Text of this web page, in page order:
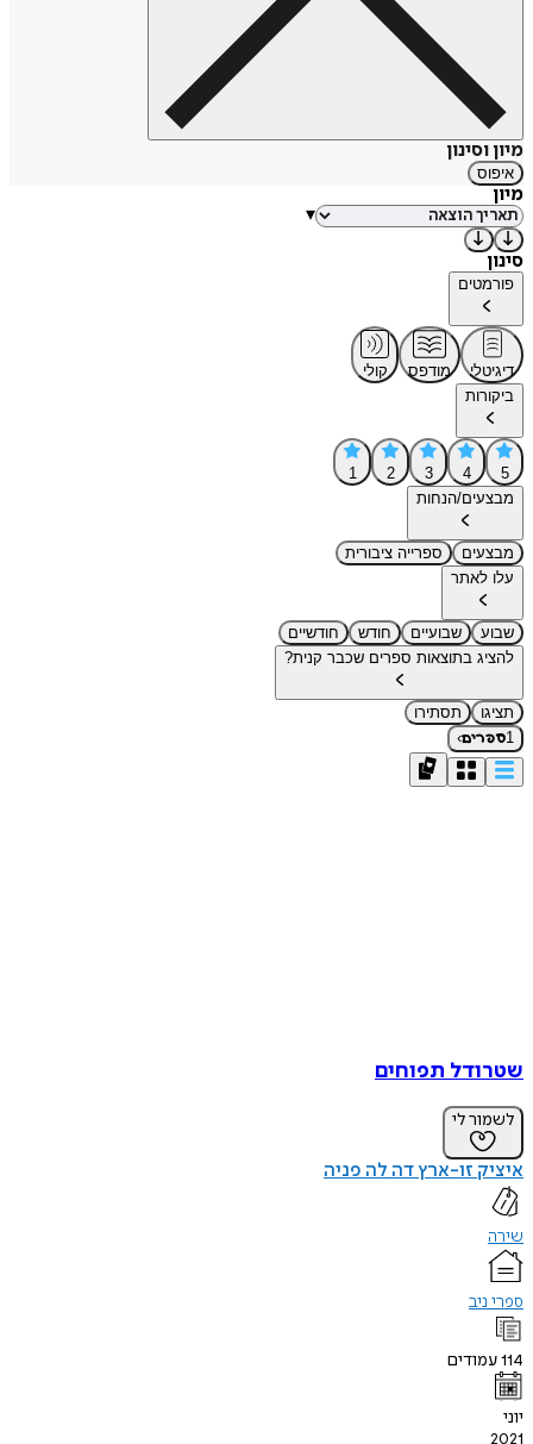
מיון וסינון
איפוס
מיון
▾
סינון
פורמטים
דיגיטלי מודפס
קולי
ביקורות
5
4
3
2
1
מבצעים/הנחות
מבצעים
ספרייה ציבורית
עלו לאתר
שבוע שבועיים חודש
חודשיים
להציג בתוצאות ספרים שכבר קנית?
תציגו
תסתירו
1ספרים›
שטרודל תפוחים
לשמור לי
איציק זו-ארץ דה לה פניה
שירה
ספרי ניב
114עמודים
יוני
2021